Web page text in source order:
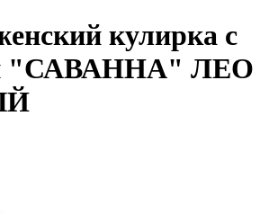
кулирка с
"САВАННА" ЛЕО